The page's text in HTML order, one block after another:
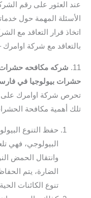
عند العثور على رقم
الأسئلة المهمة حول
اتخاذ قرار التعاقد مع
بالتعاقد مع شركة
11.
شركه مكافحه
حشرات بيولوجيا في
تحرص شركة اوامرك على
تلك أهمية مكافحة
حفظ التنوع
البيولوجي، فهي
وانتقال الحمض
الضارة، يتم
تنوع الكائنات